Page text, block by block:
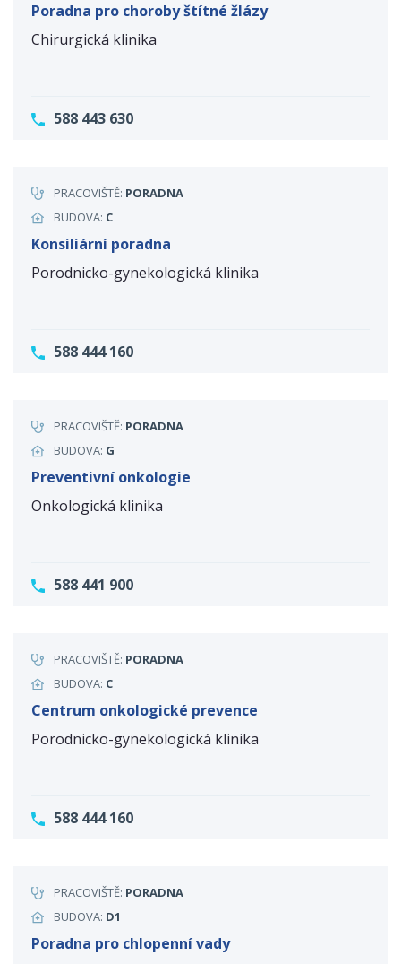
Poradna pro choroby štítné žlázy
Chirurgická klinika
588 443 630
PRACOVIŠTĚ: PORADNA
BUDOVA: C
Konsiliární poradna
Porodnicko-gynekologická klinika
588 444 160
PRACOVIŠTĚ: PORADNA
BUDOVA: G
Preventivní onkologie
Onkologická klinika
588 441 900
PRACOVIŠTĚ: PORADNA
BUDOVA: C
Centrum onkologické prevence
Porodnicko-gynekologická klinika
588 444 160
PRACOVIŠTĚ: PORADNA
BUDOVA: D1
Poradna pro chlopenní vady